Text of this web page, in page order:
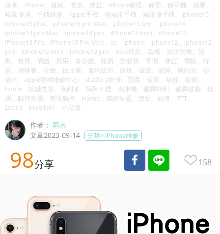
淡水、iPhone、維修、電池、便宜、iPhone修理、修理、修手機、蘋果、
唉鳳修理、手機維修、Apple手機、修蘋果手機、蘋果修手機、iphone15、
iphone15 plus、iphone15 pro Max、iphone15 pro、iphone14、
iphone14 pro Max、iphone14 pro、iPhone13 mini、iPhone13、
iPhone13 Pro、iPhone13 Pro Max、se、iphone、iphone12、iphone12
pro、iphone12 mini、iphone12 pro、Max死當、當機、無法開機、變
形、收費、價錢、費用、多少錢、報價、安裝費、平價、便宜、價格、行
情、價格表、收費、價目表、玻璃破掉、面板、破裂、裂開、鈍鈍的、頓
頓的、apple授權維修中心、studio a維修、螢幕、破裂、破掉、裂開、
home、按鍵失靈、泡到水、掉到水裡、泡水機、螢幕摔到、螢幕破裂、玻
璃、觸控失靈、無法觸控、Home、按鍵失靈、怎麼、如何、PTT、
Dcard、Mobile01、小惡魔
作者：雨水
文章2023-09-14
分類> iPhone維修
98分享 158